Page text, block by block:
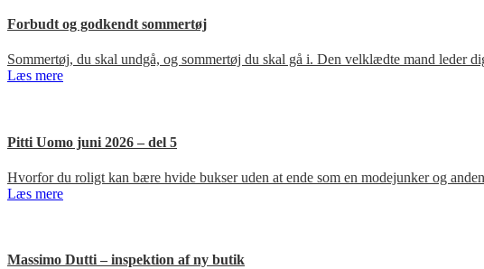
Forbudt og godkendt sommertøj
Sommertøj, du skal undgå, og sommertøj du skal gå i. Den velklædte mand leder
Læs mere
Pitti Uomo juni 2026 – del 5
Hvorfor du roligt kan bære hvide bukser uden at ende som en modejunker og
Læs mere
Massimo Dutti – inspektion af ny butik